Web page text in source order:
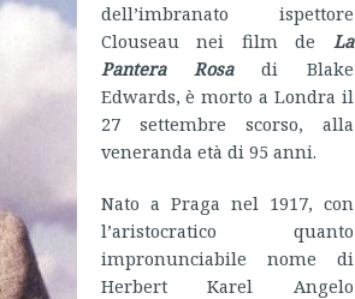
dell’imbranato ispettore
Clouseau nei film de La
Pantera Rosadi Blake
Edwards, è morto a Londra il
27 settembre scorso, alla
veneranda età di 95 anni.
Nato a Praga nel 1917, con
l’aristocratico quanto
impronunciabile nome di
Herbert Karel Angelo